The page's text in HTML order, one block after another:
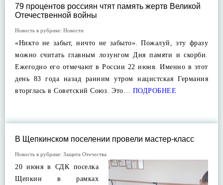
79 процентов россиян чтят память жертв Великой
Отечественной войны
Новость в рубрике: Новости
«Никто не забыт, ничто не забыто». Пожалуй, эту фразу
можно считать главным лозунгом Дня памяти и скорби.
Ежегодно его отмечают в России 22 июня. Именно в этот
день 83 года назад ранним утром нацистская Германия
вторглась в Советский Союз. Это… ПОДРОБНЕЕ
В Щепкинском поселении провели мастер-класс
Новость в рубрике: Защита Отечества
20 июня в СДК поселка
Щепкин в рамках